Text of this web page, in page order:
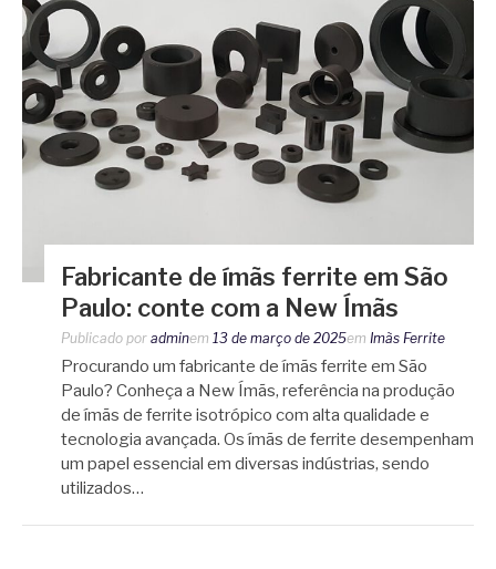
Fabricante de ímãs ferrite em São
Paulo: conte com a New Ímãs
Publicado por adminem 13 de março de 2025em Imãs Ferrite
Procurando um fabricante de ímãs ferrite em São
Paulo? Conheça a New Ímãs, referência na produção
de ímãs de ferrite isotrópico com alta qualidade e
tecnologia avançada. Os ímãs de ferrite desempenham
um papel essencial em diversas indústrias, sendo
utilizados…